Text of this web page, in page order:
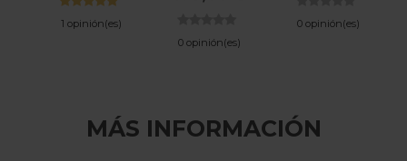
1 opinión(es)
0 opinión(es)
0 opinión(es)
MÁS INFORMACIÓN